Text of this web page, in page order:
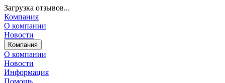
Загрузка отзывов...
Компания
О компании
Новости
Компания
О компании
Новости
Информация